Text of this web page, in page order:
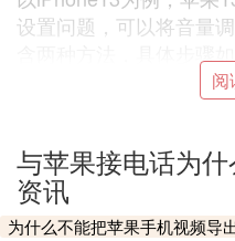
设置问题，可以将音量
打开手机设置图标，进
2.铃声下方滑块调整音量
进入页面，在铃声和提
阅
与苹果接电话为
资讯
为什么不能把苹果手机视频导